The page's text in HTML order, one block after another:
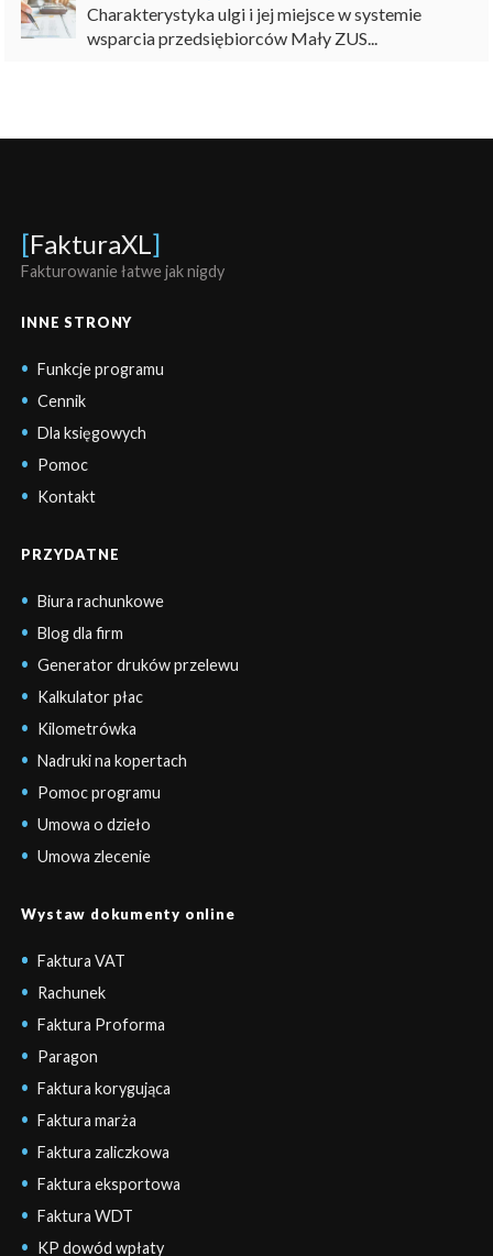
Charakterystyka ulgi i jej miejsce w systemie
wsparcia przedsiębiorców Mały ZUS...
[FakturaXL ]
Fakturowanie łatwe jak nigdy
INNE STRONY
Funkcje programu
Cennik
Dla księgowych
Pomoc
Kontakt
PRZYDATNE
Biura rachunkowe
Blog dla firm
Generator druków przelewu
Kalkulator płac
Kilometrówka
Nadruki na kopertach
Pomoc programu
Umowa o dzieło
Umowa zlecenie
Wystaw dokumenty online
Faktura VAT
Rachunek
Faktura Proforma
Paragon
Faktura korygująca
Faktura marża
Faktura zaliczkowa
Faktura eksportowa
Faktura WDT
KP dowód wpłaty